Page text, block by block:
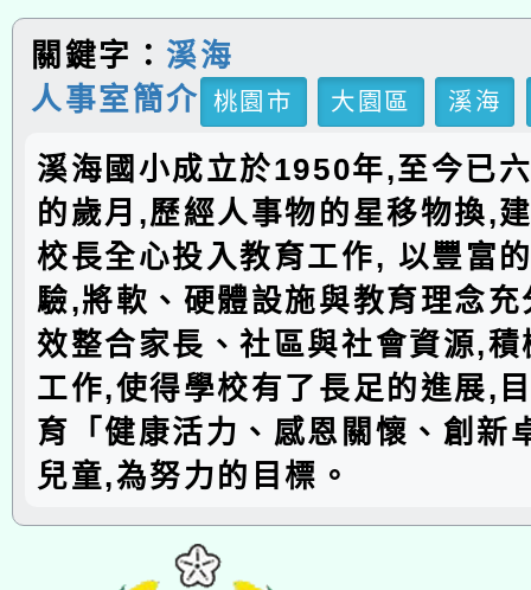
關鍵字： 溪海
人事室簡介 桃園市 大園區 溪海
溪海國小成立於1950年,至今已
的歲月,歷經人事物的星移物換,
校長全心投入教育工作, 以豐富
驗,將軟、硬體設施與教育理念
效整合家長、社區與社會資源,
工作,使得學校有了長足的進展,
育「健康活力、感恩關懷、創新
兒童,為努力的目標。